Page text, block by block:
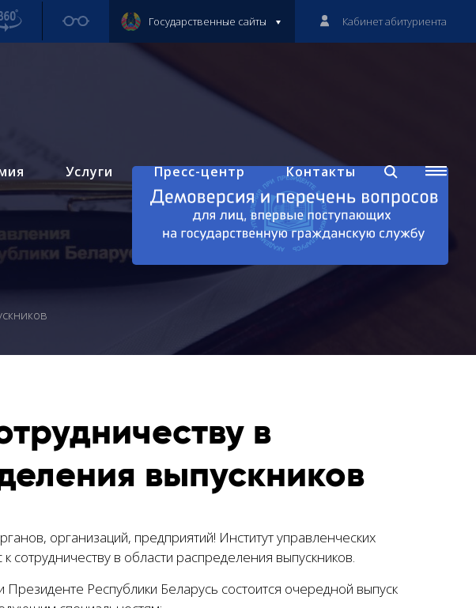
Услуги Пресс-центр Контакты
Государственные сайты Кабинет абитуриента
в
выпускников
организаций, предприятий! Институт управленческих
сотрудничеству в области распределения выпускников.
Республики Беларусь состоится очередной выпуск